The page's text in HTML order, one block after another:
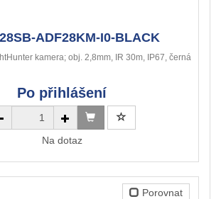
ADF28KM-I0-BLACK
kamera; obj. 2,8mm, IR 30m, IP67, černá
Po přihlášení
Na dotaz
Porovnat